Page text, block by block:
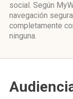
social. Según
navegación
completamente
ninguna.